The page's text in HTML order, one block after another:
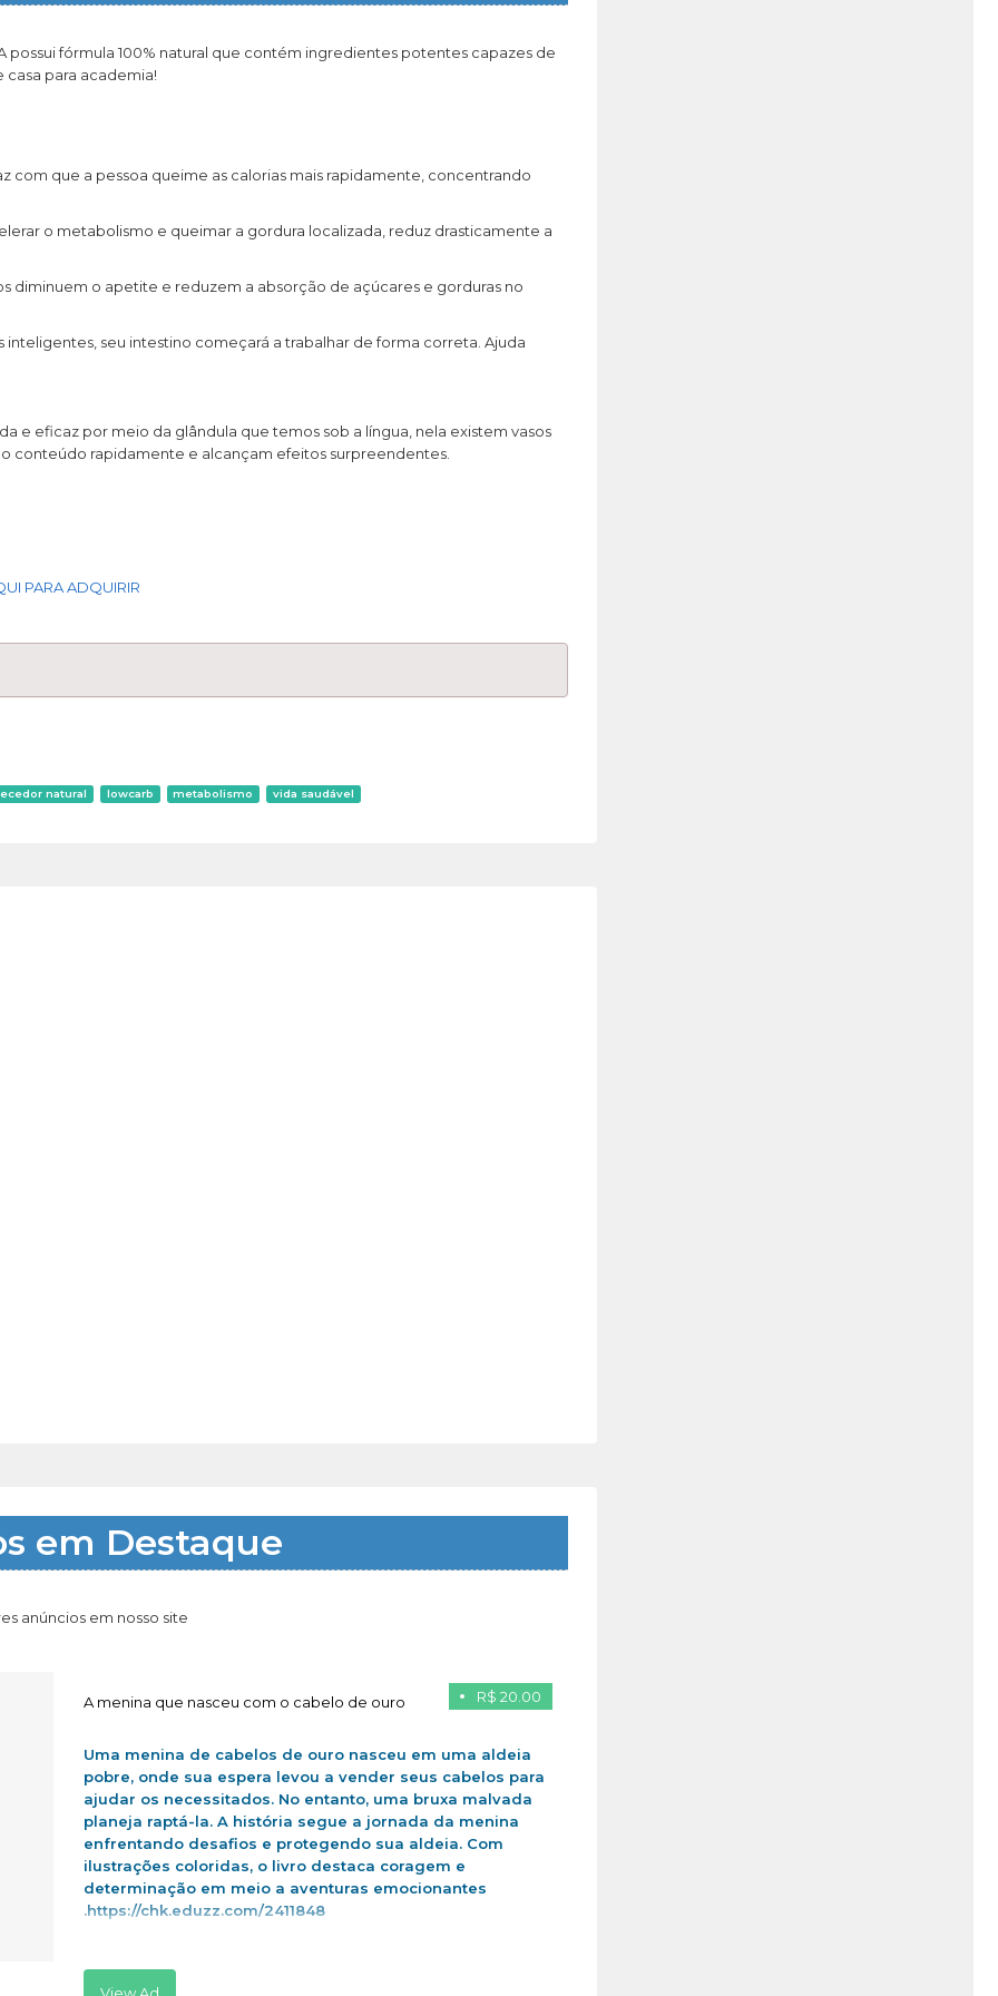
possui fórmula 100% natural que contém ingredientes potentes capazes de
para academia!
com que a pessoa queime as calorias mais rapidamente, concentrando
o metabolismo e queimar a gordura localizada, reduz drasticamente a
diminuem o apetite e reduzem a absorção de açúcares e gorduras no
inteligentes, seu intestino começará a trabalhar de forma correta. Ajuda
e eficaz por meio da glândula que temos sob a língua, nela existem vasos
conteúdo rapidamente e alcançam efeitos surpreendentes.
PARA ADQUIRIR
natural lowcarb metabolismo vida saudável
em Destaque
anúncios em nosso site
R$ 20.00
A menina que nasceu com o cabelo de ouro
Uma menina de cabelos de ouro nasceu em uma aldeia
pobre, onde sua espera levou a vender seus cabelos para
ajudar os necessitados. No entanto, uma bruxa malvada
planeja raptá-la. A história segue a jornada da menina
enfrentando desafios e protegendo sua aldeia. Com
ilustrações coloridas, o livro destaca coragem e
determinação em meio a aventuras emocionantes
.https://chk.eduzz.com/2411848